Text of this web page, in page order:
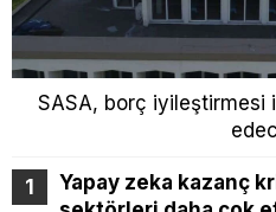
SASA, borç iyileştirmesi
Yapay zeka kazanç